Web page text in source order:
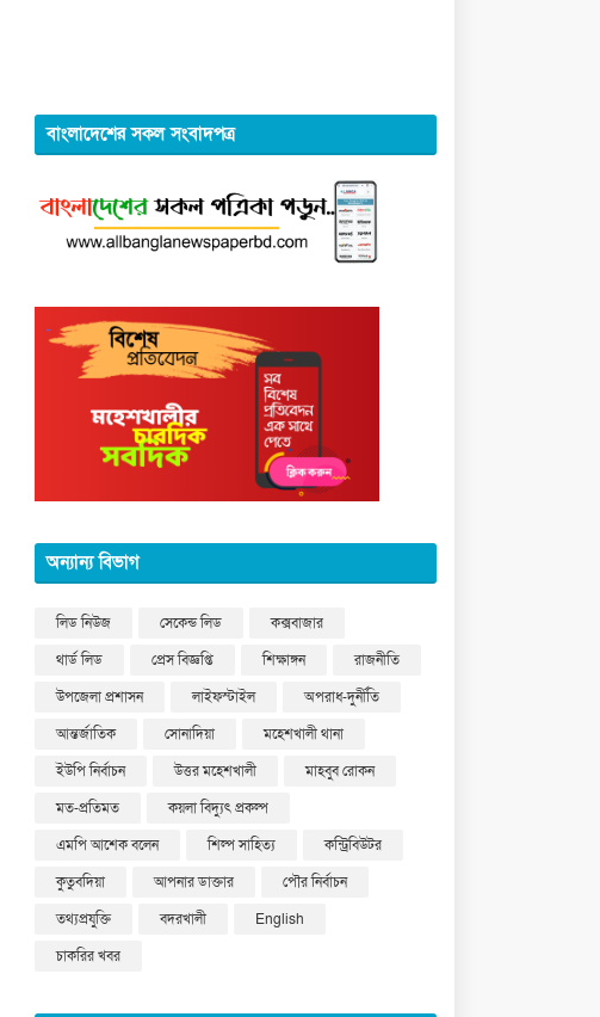
বাংলাদেশের সকল সংবাদপত্র
অন্যান্য বিভাগ
লিড নিউজ সেকেন্ড লিড
কক্সবাজার
থার্ড লিড
প্রেস বিজ্ঞপ্তি শিক্ষাঙ্গন
রাজনীতি
উপজেলা প্রশাসন
লাইফস্টাইল
অপরাধ-দুর্নীতি
আন্তর্জাতিক
সোনাদিয়া
মহেশখালী থানা
ইউপি নির্বাচন
উত্তর মহেশখালী
মাহবুব রোকন
মত-প্রতিমত
কয়লা বিদ্যুৎ প্রকল্প
এমপি আশেক বলেন
শিল্প সাহিত্য
কন্ট্রিবিউটর
কুতুবদিয়া
আপনার ডাক্তার
পৌর নির্বাচন
তথ্যপ্রযুক্তি
বদরখালী
English
চাকরির খবর